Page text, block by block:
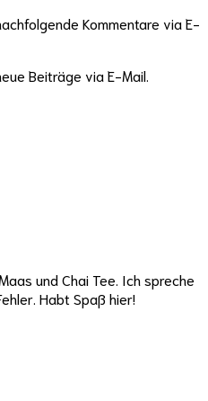
Kommentare via E-
Beiträge via E-Mail.
und Chai Tee. Ich spreche
Habt Spaß hier!